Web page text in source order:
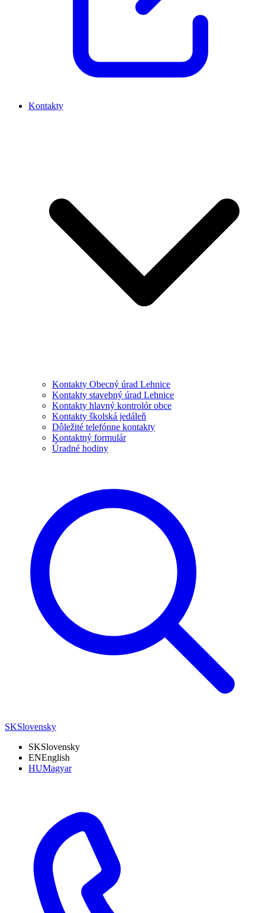
Kontakty
Kontakty Obecný úrad Lehnice
Kontakty stavebný úrad Lehnice
Kontakty hlavný kontrolór obce
Kontakty školská jedáleň
Dôležité telefónne kontakty
Kontaktný formulár
Úradné hodiny
SKSlovensky
SKSlovensky
ENEnglish
HUMagyar